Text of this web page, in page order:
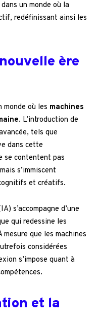
un monde où la
redéfinissant ainsi les
ère
monde où les machines
. L’introduction de
tels que
dans cette
se contentent pas
s’immiscent
et créatifs.
s’accompagne d’une
qui redessine les
que les machines
considérées
s’impose quant à
et la